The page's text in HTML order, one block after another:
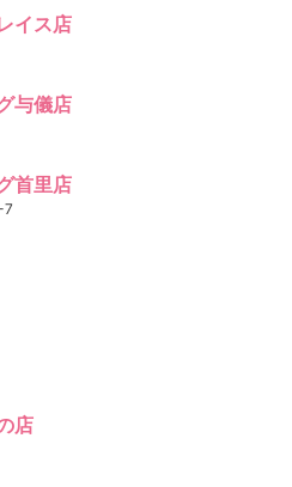
イス店
与儀店
首里店
7
店